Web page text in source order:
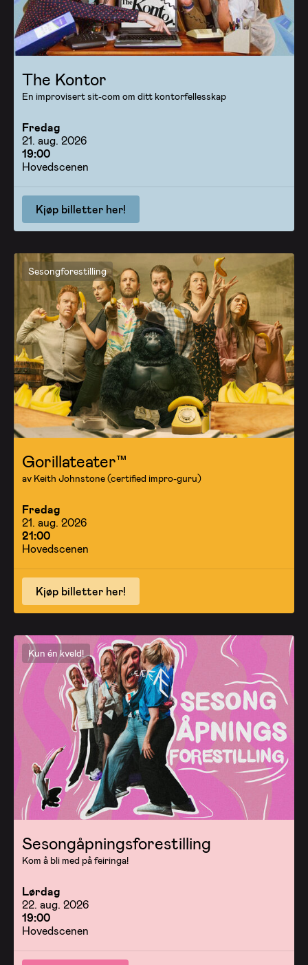
The Kontor
En improvisert sit-com om ditt kontorfellesskap
Fredag
21. aug. 2026
19:00
Hovedscenen
Kjøp billetter her!
Sesongforestilling
Gorillateater™
av Keith Johnstone (certified impro-guru)
Fredag
21. aug. 2026
21:00
Hovedscenen
Kjøp billetter her!
Kun én kveld!
Sesongåpningsforestilling
Kom å bli med på feiringa!
Lørdag
22. aug. 2026
19:00
Hovedscenen